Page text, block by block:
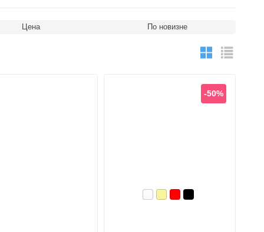
Цена По новизне
БелыйЗолотой
Красный
Черный
-50%